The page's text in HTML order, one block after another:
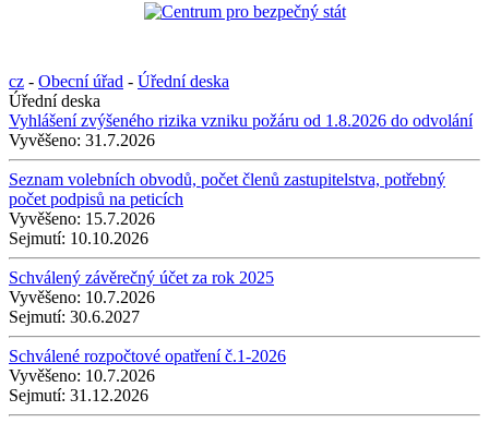
cz - Obecní úřad - Úřední deska
Úřední deska
Vyhlášení zvýšeného rizika vzniku požáru od 1.8.2026 do odvolání
Vyvěšeno: 31.7.2026
Seznam volebních obvodů, počet členů zastupitelstva, potřebný
počet podpisů na peticích
Vyvěšeno: 15.7.2026
Sejmutí: 10.10.2026
Schválený závěrečný účet za rok 2025
Vyvěšeno: 10.7.2026
Sejmutí: 30.6.2027
Schválené rozpočtové opatření č.1-2026
Vyvěšeno: 10.7.2026
Sejmutí: 31.12.2026